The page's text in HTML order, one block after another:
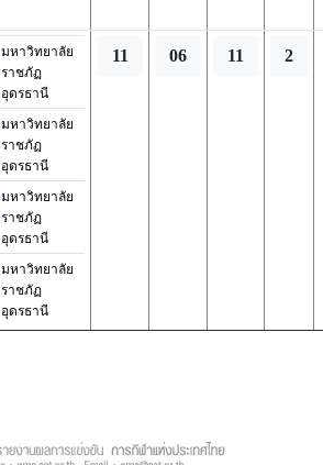
มหาวิทยาลัย
ราชภัฏ
อุดรธานี
มหาวิทยาลัย
ราชภัฏ
อุดรธานี
มหาวิทยาลัย
ราชภัฏ
อุดรธานี
มหาวิทยาลัย
ราชภัฏ
อุดรธานี
11 06 11 2